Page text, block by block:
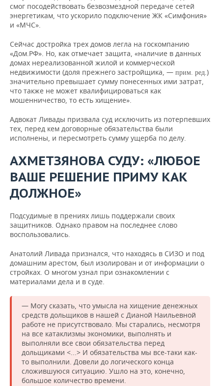
смог посодействовать безвозмездной передаче сетей
энергетикам, что ускорило подключение ЖК «Симфония»
и «МЧС».
Сейчас достройка трех домов легла на госкомпанию
«Дом.РФ». Но, как отмечает защита, «наличие в данных
домах нереализованной жилой и коммерческой
недвижимости (доля прежнего застройщика, — прим. ред.)
значительно превышает сумму понесенных ими затрат,
что также не может квалифицироваться как
мошенничество, то есть хищение».
Адвокат Ливады призвала суд исключить из потерпевших
тех, перед кем договорные обязательства были
исполнены, и пересмотреть сумму ущерба по делу.
АХМЕТЗЯНОВА СУДУ: «ЛЮБОЕ
ВАШЕ РЕШЕНИЕ ПРИМУ КАК
ДОЛЖНОЕ»
Подсудимые в прениях лишь поддержали своих
защитников. Однако правом на последнее слово
воспользовались.
Анатолий Ливада признался, что находясь в СИЗО и под
домашним арестом, был изолирован и от информации о
стройках. О многом узнал при ознакомлении с
материалами дела и в суде.
— Могу сказать, что умысла на хищение денежных
средств дольщиков в нашей с Дианой Наильевной
работе не присутствовало. Мы старались, несмотря
на все катаклизмы экономики, выполнять и
выполняли все свои обязательства перед
дольщиками <...> И обязательства мы все-таки как-
то выполнили. Довели до логического конца
сложившуюся ситуацию. Ушло на это, конечно,
большое количество времени.